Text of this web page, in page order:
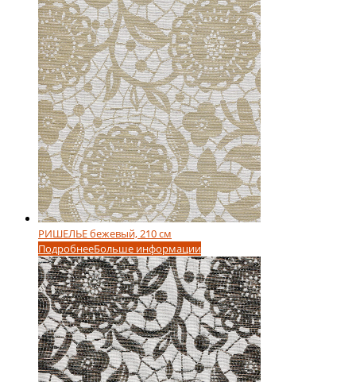
РИШЕЛЬЕ бежевый, 210 см
ПодробнееБольше информации